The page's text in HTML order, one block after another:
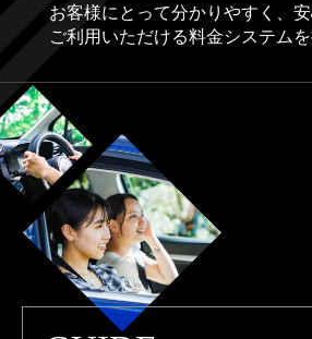
お客様にとって分かりやすく、
ご利用いただける料金システムを